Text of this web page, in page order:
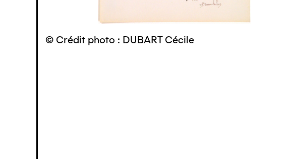
© Crédit photo : DUBART Cécile